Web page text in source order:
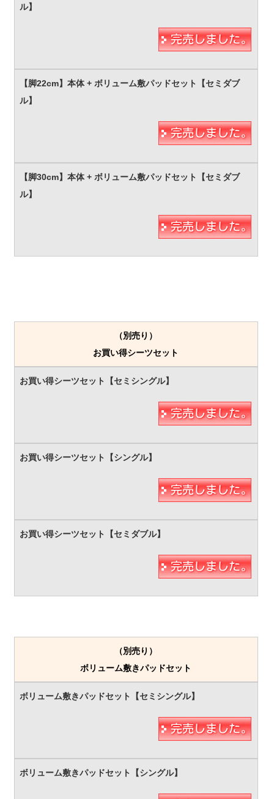
（別売り）
お買い得シーツセット
（別売り）
ボリューム敷きパッドセット